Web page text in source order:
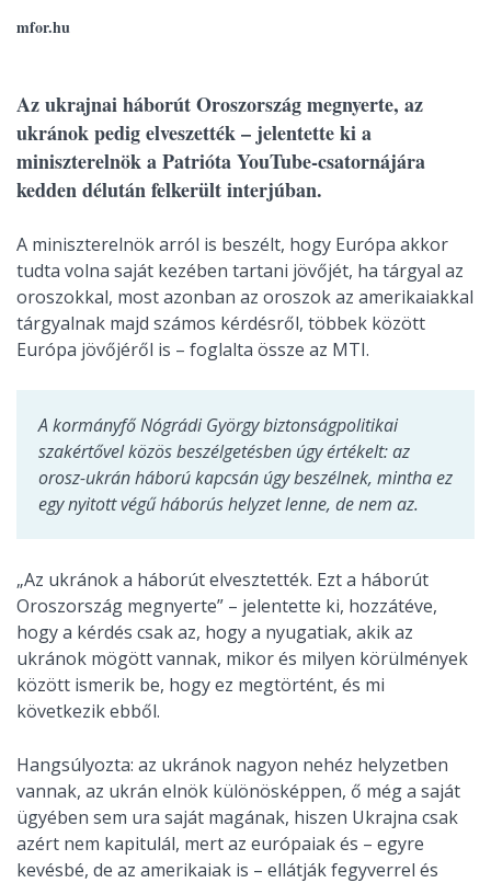
mfor.hu
Az ukrajnai háborút Oroszország megnyerte, az
ukránok pedig elveszették – jelentette ki a
miniszterelnök a Patrióta YouTube-csatornájára
kedden délután felkerült interjúban.
A miniszterelnök arról is beszélt, hogy Európa akkor
tudta volna saját kezében tartani jövőjét, ha tárgyal az
oroszokkal, most azonban az oroszok az amerikaiakkal
tárgyalnak majd számos kérdésről, többek között
Európa jövőjéről is – foglalta össze az MTI.
A kormányfő Nógrádi György biztonságpolitikai
szakértővel közös beszélgetésben úgy értékelt: az
orosz-ukrán háború kapcsán úgy beszélnek, mintha ez
egy nyitott végű háborús helyzet lenne, de nem az.
„Az ukránok a háborút elvesztették. Ezt a háborút
Oroszország megnyerte” – jelentette ki, hozzátéve,
hogy a kérdés csak az, hogy a nyugatiak, akik az
ukránok mögött vannak, mikor és milyen körülmények
között ismerik be, hogy ez megtörtént, és mi
következik ebből.
Hangsúlyozta: az ukránok nagyon nehéz helyzetben
vannak, az ukrán elnök különösképpen, ő még a saját
ügyében sem ura saját magának, hiszen Ukrajna csak
azért nem kapitulál, mert az európaiak és – egyre
kevésbé, de az amerikaiak is – ellátják fegyverrel és